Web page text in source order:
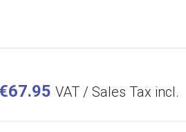
€67.95 VAT / Sales Tax incl.